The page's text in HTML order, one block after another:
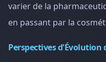
varier de la
en passant par la
Perspectives d'Évolution